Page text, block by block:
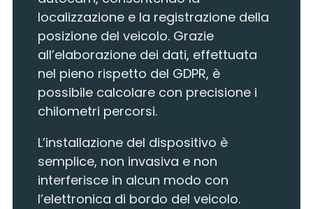
localizzazione e la registrazione della
posizione del veicolo. Grazie
all’elaborazione dei dati, effettuata
nel pieno rispetto del GDPR, è
possibile calcolare con precisione i
chilometri percorsi.
L’installazione del dispositivo è
semplice, non invasiva e non
interferisce in alcun modo con
l’elettronica di bordo del veicolo.